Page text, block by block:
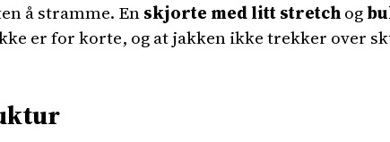
å stramme. Enskjorte med litt stretchog
er for korte, og at jakken ikke trekker over